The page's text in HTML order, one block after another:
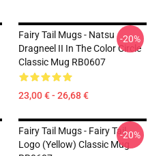
Fairy Tail Mugs - Natsu
Dragneel II In The Color Circle
Classic Mug RB0607
23,00 € - 26,68 €
-20%
Fairy Tail Mugs - Fairy Tail
Logo (Yellow) Classic Mug
-20%